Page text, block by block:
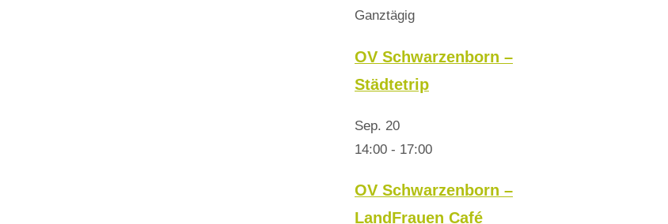
Ganztägig
OV Schwarzenborn –
Städtetrip
Sep. 20
14:00 - 17:00
OV Schwarzenborn –
LandFrauen Café